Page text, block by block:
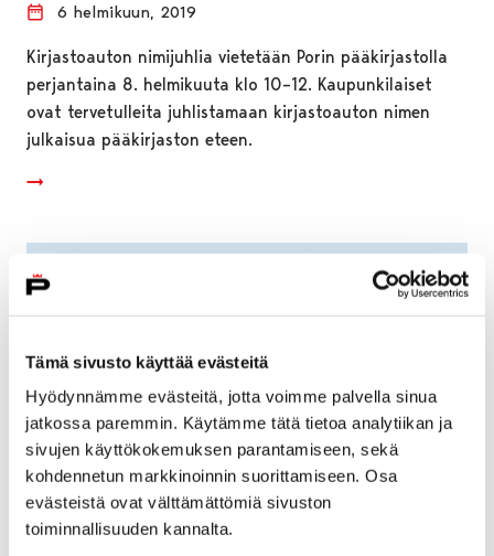
Tämä sivusto käyttää evästeitä
Hyödynnämme evästeitä, jotta voimme palvella sinua
jatkossa paremmin. Käytämme tätä tietoa analytiikan ja
sivujen käyttökokemuksen parantamiseen, sekä
kohdennetun markkinoinnin suorittamiseen. Osa
evästeistä ovat välttämättömiä sivuston
toiminnallisuuden kannalta.
6 helmikuun, 2019
Kirjastoauton nimijuhlia vietetään Porin pääkirjastolla
perjantaina 8. helmikuuta klo 10–12. Kaupunkilaiset
ovat tervetulleita juhlistamaan kirjastoauton nimen
julkaisua pääkirjaston eteen.